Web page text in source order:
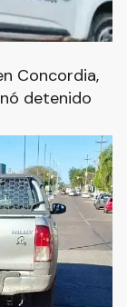
Concordia,
detenido